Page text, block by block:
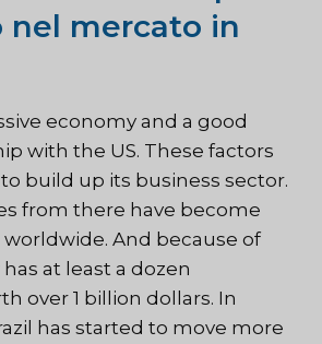
nel mercato in
economy and a good
with the US. These factors
build up its business sector.
from there have become
And because of
at least a dozen
over 1 billion dollars. In
has started to move more